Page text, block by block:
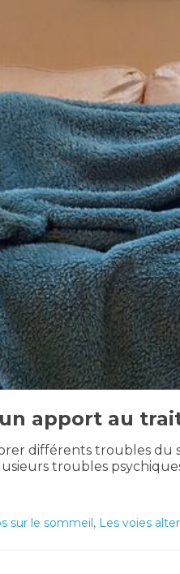
apport au
différents troubles du
troubles
sur le sommeil, Les voies